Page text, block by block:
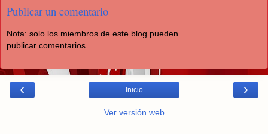
Publicar un comentario
Nota: solo los miembros de este blog pueden
publicar comentarios.
‹ ›
Inicio
Ver versión web